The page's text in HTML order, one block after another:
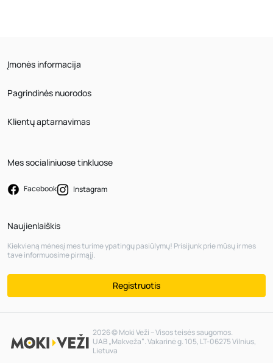
Įmonės informacija
Pagrindinės nuorodos
Klientų aptarnavimas
Mes socialiniuose tinkluose
Facebook Instagram
Naujienlaiškis
Kiekvieną mėnesį mes turime ypatingų pasiūlymų! Prisijunk prie mūsų ir mes
tave informuosime pirmąjį.
Registruotis
2026 © Moki Veži – Visos teisės saugomos.
UAB „Makveža“. Vakarinė g. 105, LT-06275 Vilnius,
Lietuva